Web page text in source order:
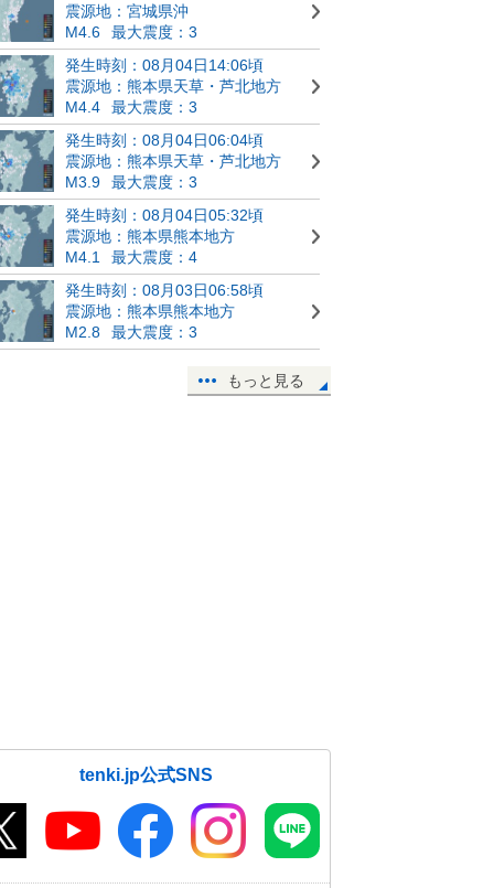
震源地：宮城県沖
M4.6
最大震度：3
発生時刻：08月04日14:06頃
震源地：熊本県天草・芦北地方
M4.4
最大震度：3
発生時刻：08月04日06:04頃
震源地：熊本県天草・芦北地方
M3.9
最大震度：3
発生時刻：08月04日05:32頃
震源地：熊本県熊本地方
M4.1
最大震度：4
発生時刻：08月03日06:58頃
震源地：熊本県熊本地方
M2.8
最大震度：3
もっと見る
tenki.jp公式SNS